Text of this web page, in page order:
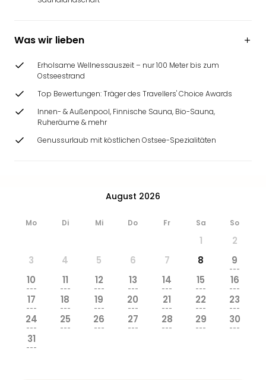
Was wir lieben
Erholsame Wellnessauszeit – nur 100 Meter bis zum
Ostseestrand
Top Bewertungen: Träger des Travellers' Choice Awards
Innen- & Außenpool, Finnische Sauna, Bio-Sauna,
Ruheräume & mehr
Genussurlaub mit köstlichen Ostsee-Spezialitäten
August 2026
Mo Di Mi Do Fr Sa So
1
2
3
4 5 6 7 8 9
---
10
---
11
---
12
---
13
---
14
---
15
---
16
---
17
---
18
---
19
---
20
---
21
---
22
---
23
---
24
---
25
---
26
---
27
---
28
---
29
---
30
---
31
---